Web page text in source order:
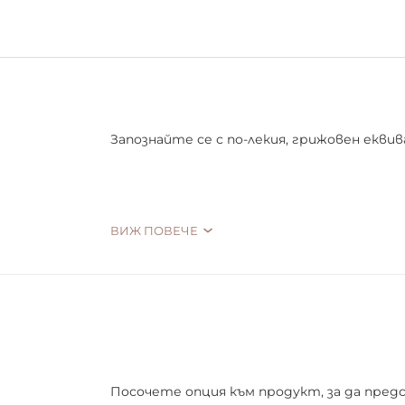
Запознайте се с по-лекия, грижовен
ВИЖ ПОВЕЧЕ
Посочете опция към продукт, за да